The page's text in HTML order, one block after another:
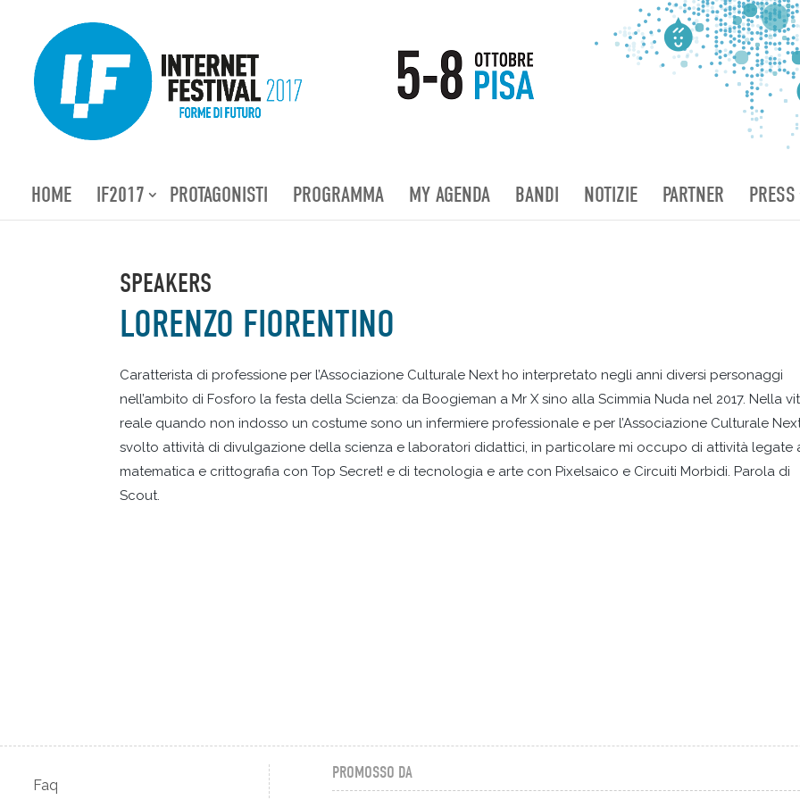
HOME IF2017 PROTAGONISTI PROGRAMMA MY AGENDA BANDI NOTIZIE PARTNER PRESS
SPEAKERS
LORENZO FIORENTINO
Caratterista di professione per l’Associazione Culturale Next ho interpretato negli anni diversi personaggi
nell’ambito di Fosforo la festa della Scienza: da Boogieman a Mr X sino alla Scimmia Nuda nel 2017. Nella
reale quando non indosso un costume sono un infermiere professionale e per l’Associazione Culturale
svolto attività di divulgazione della scienza e laboratori didattici, in particolare mi occupo di attività legate
matematica e crittografia con Top Secret! e di tecnologia e arte con Pixelsaico e Circuiti Morbidi. Parola di
Scout.
Faq
PROMOSSO DA